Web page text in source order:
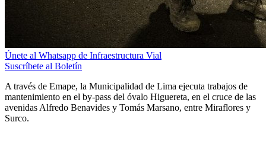
Únete al Whatsapp de Infraestructura Vial
Suscríbete al Boletín
A través de Emape, la Municipalidad de Lima ejecuta trabajos de
mantenimiento en el by-pass del óvalo Higuereta, en el cruce de las
avenidas Alfredo Benavides y Tomás Marsano, entre Miraflores y
Surco.